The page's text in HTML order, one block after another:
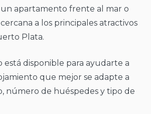
apartamento frente al mar o
a los principales atractivos
Plata.
está disponible para ayudarte a
que mejor se adapte a
número de huéspedes y tipo de